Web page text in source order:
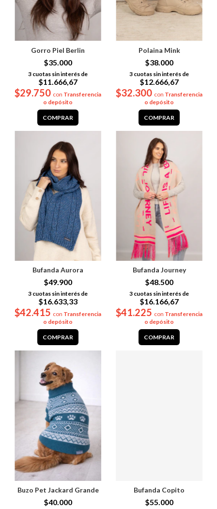
Gorro Piel Berlin
$35.000
$29.750 con Transferencia
o depósito
3 cuotas sin interés de
$11.666,67
COMPRAR
Polaina Mink
$38.000
$32.300 con Transferencia
o depósito
3 cuotas sin interés de
$12.666,67
COMPRAR
Bufanda Aurora
$49.900
$42.415 con Transferencia
o depósito
3 cuotas sin interés de
$16.633,33
COMPRAR
Bufanda Journey
$48.500
$41.225 con Transferencia
o depósito
3 cuotas sin interés de
$16.166,67
COMPRAR
Buzo Pet Jackard Grande
$40.000
Bufanda Copito
$55.000